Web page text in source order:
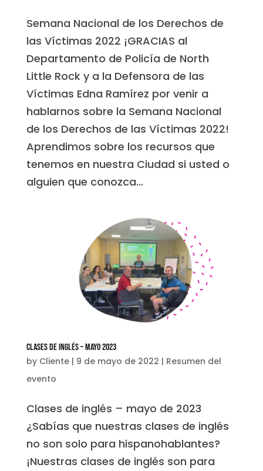
Semana Nacional de los Derechos de
las Víctimas 2022 ¡GRACIAS al
Departamento de Policía de North
Little Rock y a la Defensora de las
Víctimas Edna Ramírez por venir a
hablarnos sobre la Semana Nacional
de los Derechos de las Víctimas 2022!
Aprendimos sobre los recursos que
tenemos en nuestra Ciudad si usted o
alguien que conozca...
Clases de Inglés – Mayo 2023
by Cliente| 9 de mayo de 2022 | Resumen del
evento
Clases de inglés – mayo de 2023
¿Sabías que nuestras clases de inglés
no son solo para hispanohablantes?
¡Nuestras clases de inglés son para